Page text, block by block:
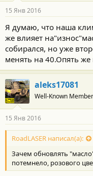
15 Янв 2016
Я думаю, что наша
же влияет
собирался, но уже
менять на 40.Опять же
aleks17081
Well-Known Member
15 Янв 2016
RoadLASER написал(а):
Зачем обновлять
потемнело, розового